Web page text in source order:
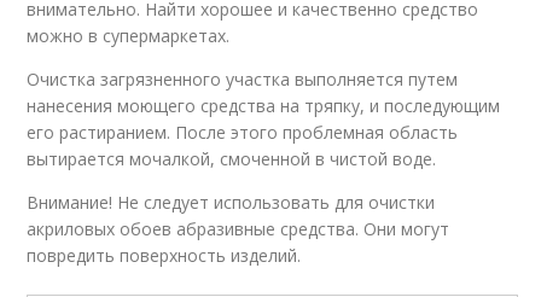
внимательно. Найти хорошее и качественно средство
можно в супермаркетах.
Очистка загрязненного участка выполняется путем
нанесения моющего средства на тряпку, и последующим
его растиранием. После этого проблемная область
вытирается мочалкой, смоченной в чистой воде.
Внимание! Не следует использовать для очистки
акриловых обоев абразивные средства. Они могут
повредить поверхность изделий.